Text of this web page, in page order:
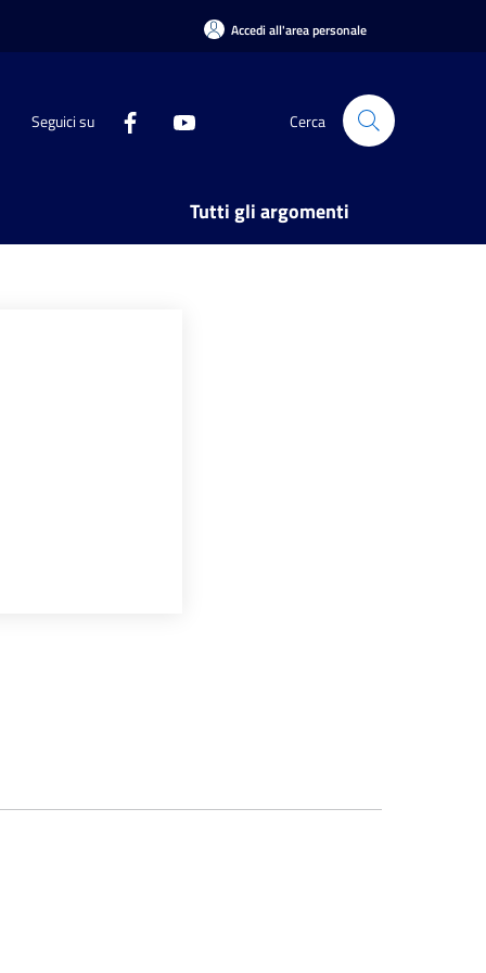
Accedi all'area personale
Seguici su Cerca
Tutti gli argomenti